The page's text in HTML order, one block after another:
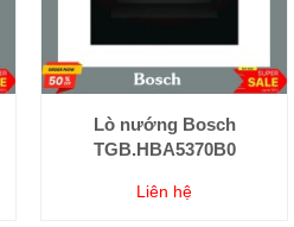
Lò nướng Bosch
TGB.HBA5370B0
Liên hệ